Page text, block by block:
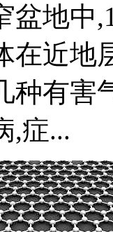
盆地中
在近地
种有害
,症...